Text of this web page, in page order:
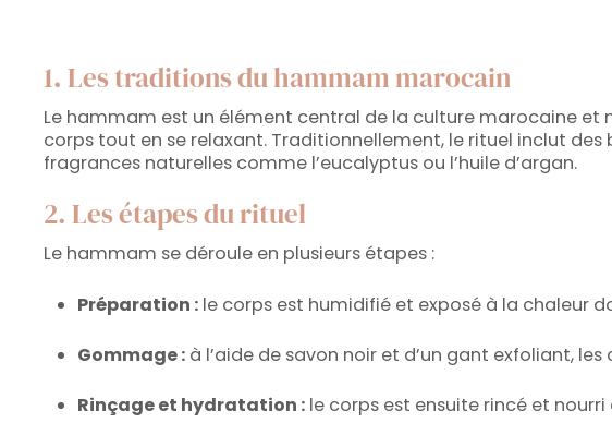
1. Les traditions du hammam marocain
Le hammam est un élément central de la culture marocaine et
corps tout en se relaxant. Traditionnellement, le rituel inclut
fragrances naturelles comme l’eucalyptus ou l’huile d’argan.
2. Les étapes du rituel
Le hammam se déroule en plusieurs étapes :
Préparation : le corps est humidifié et exposé à la chaleur
Gommage : à l’aide de savon noir et d’un gant exfoliant,
Rinçage et hydratation : le corps est ensuite rincé et